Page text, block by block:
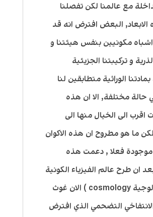
مع عالمنا لكن تفصلنا
الابعاد, البعض افترض انه قد
اشباه مكونيين بنفس هيئتنا و
و تركيبتنا الجزيئية
الوراثية متطابقين لنا
حالة مختلفة, الا ان هذه
اقرب الى الخيال منها الى
ما هو مطروح ان هذه الاكوان
فعلا , دعمت هذه
ان طرح عالم الفيزياء الكونية
(الكسمولوجية cosmology ) الان غوث
التضحمي الذي افترض